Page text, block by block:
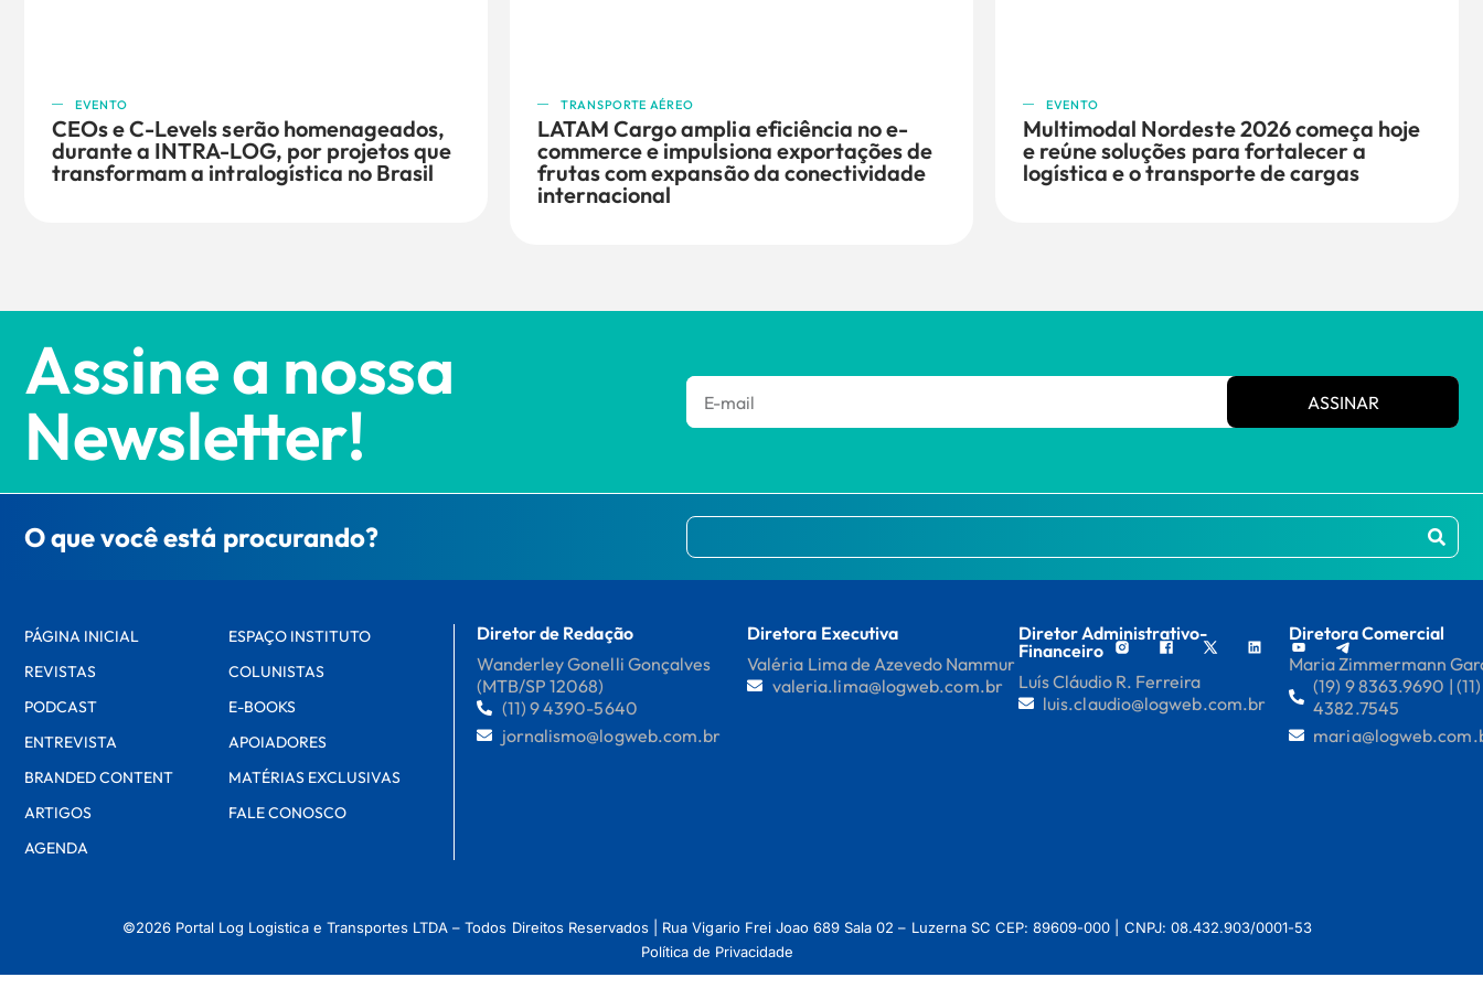
EVENTO
CEOs e C-Levels serão homenageados,
durante a INTRA-LOG, por projetos que
transformam a intralogística no Brasil
TRANSPORTE AÉREO
LATAM Cargo amplia eficiência no e-
commerce e impulsiona exportações de
frutas com expansão da conectividade
internacional
EVENTO
Multimodal Nordeste 2026 começa hoje
e reúne soluções para fortalecer a
logística e o transporte de cargas
Assine a nossa
Newsletter! ASSINAR
O que você está procurando?
PÁGINA INICIAL
REVISTAS
PODCAST
ENTREVISTA
BRANDED CONTENT
ARTIGOS
AGENDA
ESPAÇO INSTITUTO
COLUNISTAS
E-BOOKS
APOIADORES
MATÉRIAS EXCLUSIVAS
FALE CONOSCO
Diretor de Redação
Wanderley Gonelli Gonçalves
(MTB/SP 12068)
(11) 9 4390-5640
jornalismo@logweb.com.br
Diretora Executiva
Valéria Lima de Azevedo Nammur
valeria.lima@logweb.com.br
Diretor Administrativo-
Financeiro
Luís Cláudio R. Ferreira
luis.claudio@logweb.com.br
Diretora Comercial
Maria Zimmermann
(19) 9 8363.9690 |
4382.7545
©2026 Portal Log Logistica e Transportes LTDA – Todos Direitos Reservados | Rua Vigario Frei Joao 689 Sala 02 – Luzerna SC CEP: 89609-000 | CNPJ: 08.432.903/0001-53
Política de Privacidade